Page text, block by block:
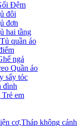
Đệm
đôi
đơn
hai tầng
quần áo
ngả
Quần áo
sấy tóc
đình
em
cơ,Tháp không cánh